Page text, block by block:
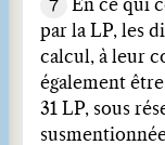
7
En ce qui
par la LP, les
calcul, à leur
également
31 LP, sous